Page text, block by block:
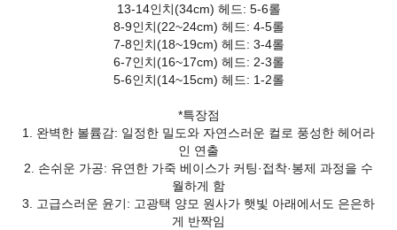
13-14인치(34cm) 헤드: 5-6롤
8-9인치(22~24cm) 헤드: 4-5롤
7-8인치(18~19cm) 헤드: 3-4롤
6-7인치(16~17cm) 헤드: 2-3롤
5-6인치(14~15cm) 헤드: 1-2롤
*특장점
1. 완벽한 볼륨감: 일정한 밀도와 자연스러운 컬로 풍성한 헤어라
인 연출
2. 손쉬운 가공: 유연한 가죽 베이스가 커팅·접착·봉제 과정을 수
월하게 함
3. 고급스러운 윤기: 고광택 양모 원사가 햇빛 아래에서도 은은하
게 반짝임